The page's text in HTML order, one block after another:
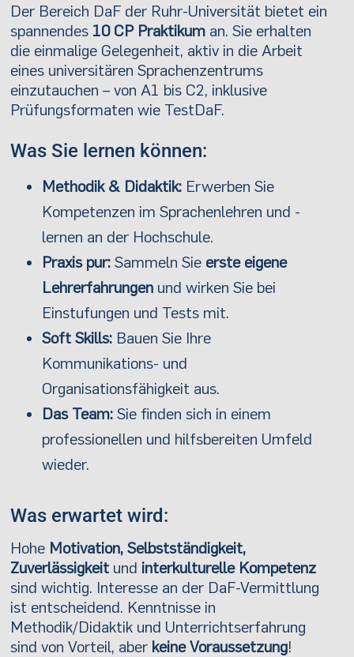
Der Bereich DaF der Ruhr-Universität bietet ein
spannendes 10 CP Praktikum an. Sie erhalten
die einmalige Gelegenheit, aktiv in die Arbeit
eines universitären Sprachenzentrums
einzutauchen – von A1 bis C2, inklusive
Prüfungsformaten wie TestDaF.
Was Sie lernen können:
Methodik & Didaktik: Erwerben Sie
Kompetenzen im Sprachenlehren und -
lernen an der Hochschule.
Praxis pur: Sammeln Sie erste eigene
Lehrerfahrungen und wirken Sie bei
Einstufungen und Tests mit.
Soft Skills: Bauen Sie Ihre
Kommunikations- und
Organisationsfähigkeit aus.
Das Team: Sie finden sich in einem
professionellen und hilfsbereiten Umfeld
wieder.
Was erwartet wird:
Hohe Motivation, Selbstständigkeit,
Zuverlässigkeit und interkulturelle Kompetenz
sind wichtig. Interesse an der DaF-Vermittlung
ist entscheidend. Kenntnisse in
Methodik/Didaktik und Unterrichtserfahrung
sind von Vorteil, aber keine Voraussetzung!